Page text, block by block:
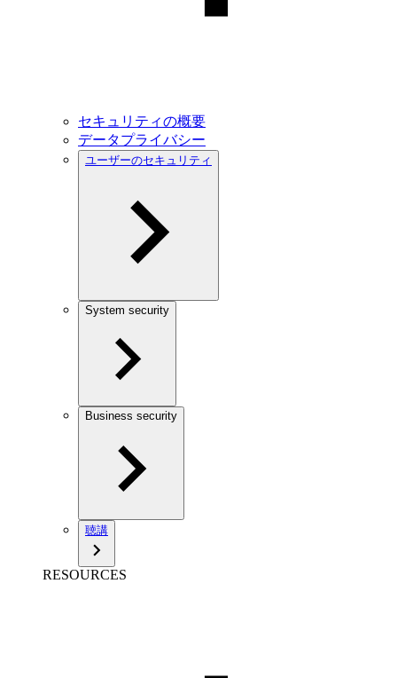
セキュリティの概要
データプライバシー
ユーザーのセキュリティ
System security
Business security
聴講
RESOURCES